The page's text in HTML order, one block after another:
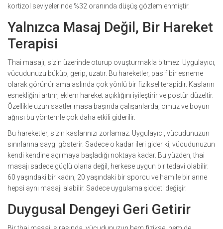
kortizol seviyelerinde %32 oranında düşüş gözlemlenmiştir.
Yalnızca Masaj Değil, Bir Hareket
Terapisi
Thai masajı, sizin üzerinde oturup ovuşturmakla bitmez. Uygulayıcı,
vücudunuzu büküp, gerip, uzatır. Bu hareketler, pasif bir esneme
olarak görünür ama aslında çok yönlü bir fiziksel terapidir. Kasların
esnekliğini artırır, eklem hareket açıklığını iyileştirir ve postür düzeltir.
Özellikle uzun saatler masa başında çalışanlarda, omuz ve boyun
ağrısı bu yöntemle çok daha etkili giderilir.
Bu hareketler, sizin kaslarınızı zorlamaz. Uygulayıcı, vücudunuzun
sınırlarına saygı gösterir. Sadece o kadar ileri gider ki, vücudunuzun
kendi kendine açılmaya başladığı noktaya kadar. Bu yüzden, thai
masajı sadece güçlü olana değil, herkese uygun bir tedavi olabilir.
60 yaşındaki bir kadın, 20 yaşındaki bir sporcu ve hamile bir anne
hepsi aynı masajı alabilir. Sadece uygulama şiddeti değişir.
Duygusal Dengeyi Geri Getirir